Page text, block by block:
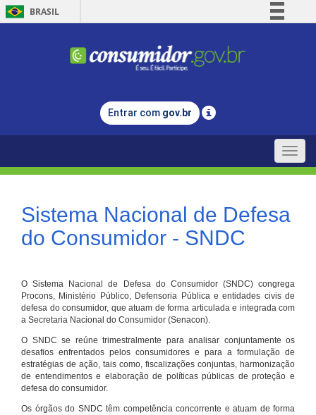
BRASIL
Comunica BR
Legislação
Entrar com gov.br
Toggle
Sistema Nacional de Defesa
do Consumidor - SNDC
O Sistema Nacional de Defesa do Consumidor (SNDC) congrega
Procons, Ministério Público, Defensoria Pública e entidades civis de
defesa do consumidor, que atuam de forma articulada e integrada com
a Secretaria Nacional do Consumidor (Senacon).
O SNDC se reúne trimestralmente para analisar conjuntamente os
desafios enfrentados pelos consumidores e para a formulação de
estratégias de ação, tais como, fiscalizações conjuntas, harmonização
de entendimentos e elaboração de políticas públicas de proteção e
defesa do consumidor.
Os órgãos do SNDC têm competência concorrente e atuam de forma